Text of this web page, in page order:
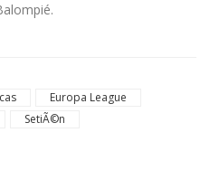
Europa League
SetiÃ©n